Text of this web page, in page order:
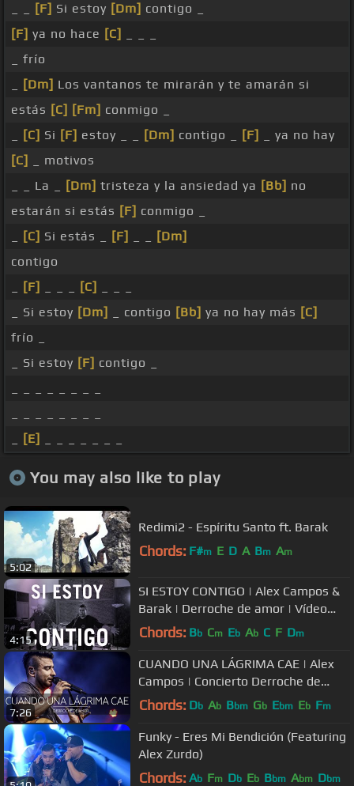
[F] Si estoy [Dm] contigo _
[F] ya no hace [C]
_ frío
[Dm] Los vantanos te mirarán y te amarán si
estás [C] [Fm] conmigo _
[C] Si [F] estoy _ _ [Dm] contigo _ [F]
_ ya no hay
[C]
_ motivos
_ _ La _
[Dm] tristeza y la ansiedad ya [Bb] no
estarán si estás [F] conmigo _
[C] Si estás _ [F]
[Dm]
contigo
[F] [C]
_ Si estoy [Dm] _ contigo [Bb] ya no hay más [C]
frío _
_ Si estoy [F] contigo _
[E]
You may also like to play
5:02
Redimi2 - Espíritu Santo ft. Barak
Chords: F#m E D A Bm Am
4:15
SI ESTOY CONTIGO | Alex Campos &
Barak | Derroche de amor | Vídeo
oficial
Chords: Bb Cm Eb Ab C F Dm
7:26
CUANDO UNA LÁGRIMA CAE | Alex
Campos | Concierto Derroche de
amor (HD) 2016
Chords: Db Ab Bbm Gb Ebm Eb Fm
Funky - Eres Mi Bendición (Featuring
Alex Zurdo)
Chords: Ab Fm Db Eb Bbm Abm Dbm